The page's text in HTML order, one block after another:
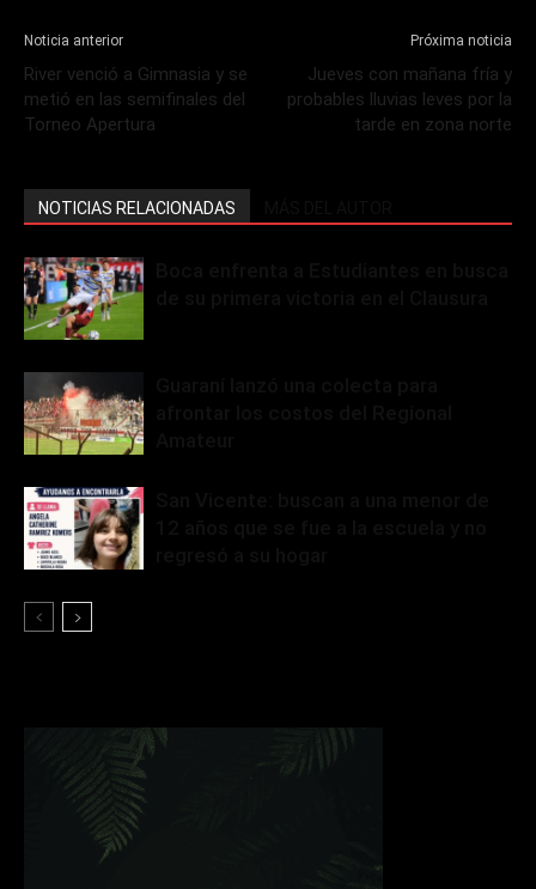
Noticia anterior
River venció a Gimnasia y se
metió en las semifinales del
Torneo Apertura
Próxima noticia
Jueves con mañana fría y
probables lluvias leves por la
tarde en zona norte
NOTICIAS RELACIONADAS